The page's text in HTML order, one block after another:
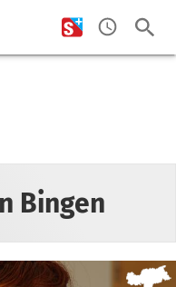
Bingen